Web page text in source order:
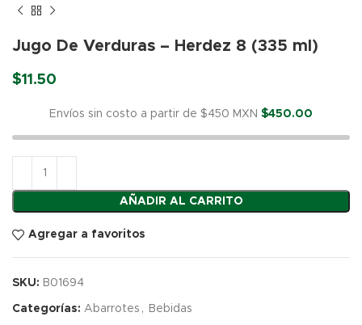
Jugo De Verduras – Herdez 8 (335 ml)
$11.50
AÑADIR AL CARRITO
Envíos sin costo a partir de $450 MXN $450.00
Agregar a favoritos
SKU: B01694
Categorías: Abarrotes , Bebidas